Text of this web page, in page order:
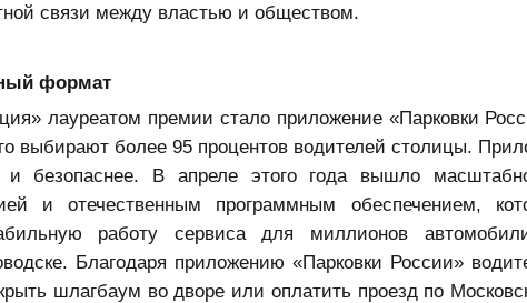
связи между властью и обществом.
формат
лауреатом премии стало приложение «Парковки
выбирают более 95 процентов водителей столицы.
и безопаснее. В апреле этого года вышло
и отечественным программным обеспечением,
работу сервиса для миллионов
Благодаря приложению «Парковки России»
шлагбаум во дворе или оплатить проезд по